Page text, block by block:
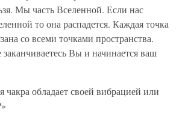
Мы часть Вселенной. Если нас
то она распадется. Каждая точка
со всеми точками пространства.
Вы и начинается ваш
чакра обладает своей вибрацией или